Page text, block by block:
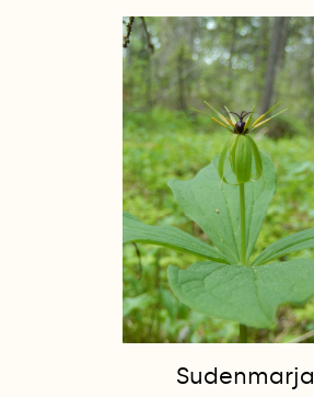
Sudenmarja